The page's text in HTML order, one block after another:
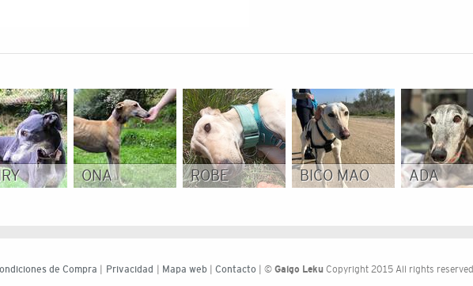
ONA ROBE BICO MAO ADA
de Compra Privacidad Mapa web| Contacto| © Galgo LekuCopyright 2015 All rights reserved